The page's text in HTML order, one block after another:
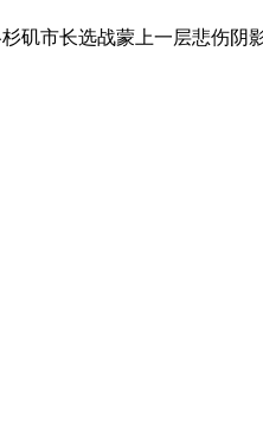
矶市长选战蒙上一层悲伤阴